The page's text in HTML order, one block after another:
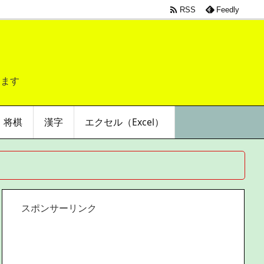
す
将棋 漢字 エクセル（Excel）
 RSS Feedly
スポンサーリンク